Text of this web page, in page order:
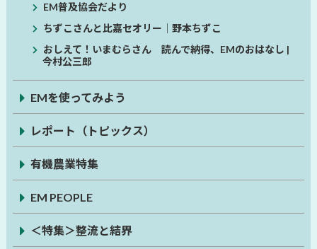
EM普及協会だより
ちずこさんと比嘉セオリー│野本ちずこ
おしえて！いまむらさん 読んで納得、EMのおはなし |
今村公三郎
EMを使ってみよう
レポート（トピックス）
有機農業特集
EM PEOPLE
＜特集＞整流と結界